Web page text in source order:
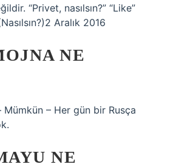
“Privet, nasılsın?” “Like”
Aralık 2016
NE
– Her gün bir Rusça
NE